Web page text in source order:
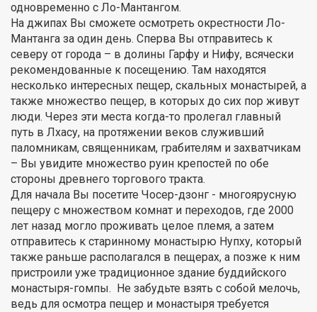
одновременно с Ло-Мантангом.
На джипах Вы сможете осмотреть окрестности Ло-
Мантанга за один день. Сперва Вы отправитесь к
северу от города – в долины Гарфу и Нифу, всячески
рекомендованные к посещению. Там находятся
несколько интересных пещер, скальных монастырей, а
также множество пещер, в которых до сих пор живут
люди. Через эти места когда-то пролегал главный
путь в Лхасу, на протяжении веков служивший
паломникам, священникам, грабителям и захватчикам
– Вы увидите множество руин крепостей по обе
стороны древнего торгового тракта.
Для начала Вы посетите Чосер-дзонг - многоярусную
пещеру с множеством комнат и переходов, где 2000
лет назад могло проживать целое племя, а затем
отправитесь к старинному монастырю Нупху, который
также раньше располагался в пещерах, а позже к ним
пристроили уже традиционное здание буддийского
монастыря-гомпы. Не забудьте взять с собой мелочь,
ведь для осмотра пещер и монастыря требуется